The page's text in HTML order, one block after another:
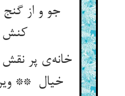
جو و از گنج
خانه‌ی پر نقش
خیال **